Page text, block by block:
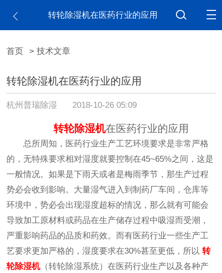
转轮除湿机在医药行业的应用
首页 > 技术文章
转轮除湿机在医药行业的应用
杭州普瑞除湿 2018-10-26 05:09
转轮除湿机在医药行业的应用
总所周知，医药行业生产工艺环境要求是非常严格
的，无特殊要求相对湿度就要控制在45~65%之间，这是
一般情况。如果是下雨天或者是梅雨季节，那生产过程
势必会收到影响。大量湿气进入到制药厂车间，仓库等
环境中，势必会出现湿度超标的情况，那么就有可能会
导致加工原材料或药品在生产储存过程中吸湿而受潮，
严重影响药品的品质和药效。而有医药行业一些生产工
艺要求更加严格的，湿度要求在30%甚至更低，所以转
轮除湿机（转轮除湿系统）在医药行业生产以及各种产